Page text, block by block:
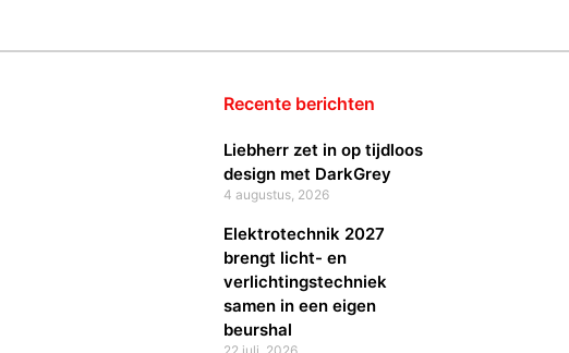
Recente berichten
Liebherr zet in op tijdloos
design met DarkGrey
4 augustus, 2026
Elektrotechnik 2027
brengt licht- en
verlichtingstechniek
samen in een eigen
beurshal